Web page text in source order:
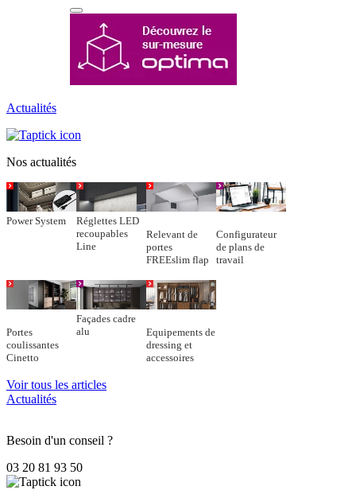
Actualités
Nos actualités
Power System
Réglettes LED
recoupables
Line
Relevant de
portes
FREEslim flap
Configurateur
de plans de
travail
Portes
coulissantes
Cinetto
Façades cadre
alu
Equipements de
dressing et
accessoires
Voir tous les articles
Actualités
Besoin d'un conseil ?
03 20 81 93 50